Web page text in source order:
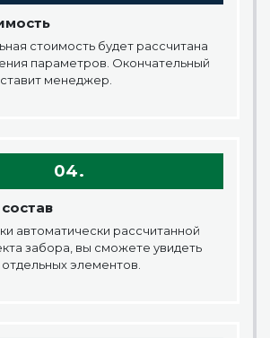
стоимость будет рассчитана
параметров. Окончательный
менеджер.
04.
автоматически рассчитанной
забора, вы сможете увидеть
элементов.